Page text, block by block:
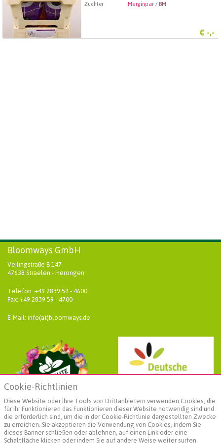
Züchter
Marginpar / BM
€ -,-
Bloomways GmbH
Veilingstraße B 147
47638 Straelen - Herongen
Telefon: +49 2839 59 - 4600
Fax: +49 2839 59 - 4700
E-Mail: info(at)bloomways.de
Weiterführende Informationen
Cookie-Richtlinien
Diese Website oder ihre Tools von Drittanbietern verwenden Cookies, die
für ihr Funktionieren das Funktionieren dieser Website notwendig sind und
die erforderlich sind, um die in der Cookie-Richtlinie dargestellten Zwecke
zu erreichen. Sie akzeptieren die Verwendung von Cookies, indem Sie
dieses Banner schließen oder ablehnen, auf einen Link oder eine
Schaltfläche klicken oder indem Sie auf andere Weise weiter surfen.